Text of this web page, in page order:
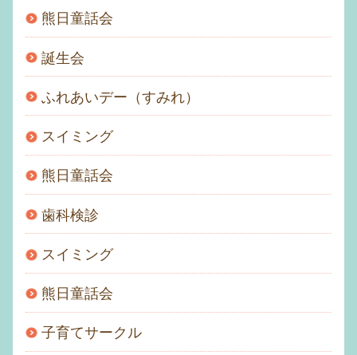
熊日童話会
誕生会
ふれあいデー（すみれ）
スイミング
熊日童話会
歯科検診
スイミング
熊日童話会
子育てサークル